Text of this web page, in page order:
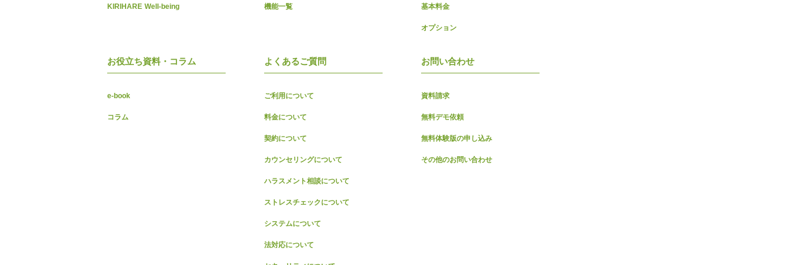
KIRIHARE Well-being 機能一覧 基本料金
オプション
お役立ち資料・コラム
e-book
コラム
よくあるご質問
ご利用について
料金について
契約について
カウンセリングについて
ハラスメント相談について
ストレスチェックについて
システムについて
法対応について
お問い合わせ
資料請求
無料デモ依頼
無料体験版の申し込み
その他のお問い合わせ